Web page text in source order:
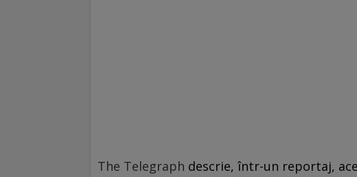
The Telegraph descrie, într-un reportaj,